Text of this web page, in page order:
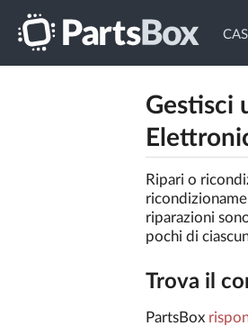
Gestisci
Ripari o
riparazioni
pochi di
Trova il
PartsBox